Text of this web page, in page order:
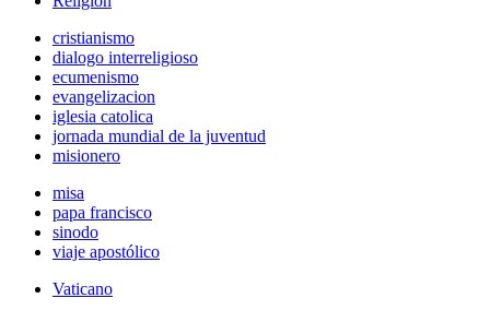
cristianismo
dialogo interreligioso
ecumenismo
evangelizacion
iglesia catolica
jornada mundial de la juventud
misionero
misa
papa francisco
sinodo
viaje apostólico
Vaticano